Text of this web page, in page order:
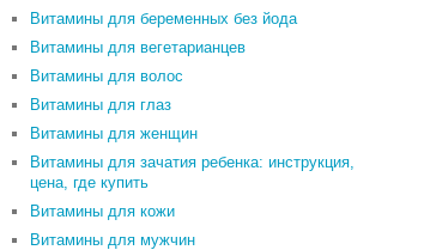
Витамины для беременных без йода
Витамины для вегетарианцев
Витамины для волос
Витамины для глаз
Витамины для женщин
Витамины для зачатия ребенка: инструкция,
цена, где купить
Витамины для кожи
Витамины для мужчин